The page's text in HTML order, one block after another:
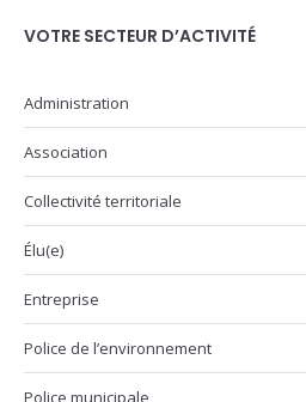
VOTRE SECTEUR D’ACTIVITÉ
Administration
Association
Collectivité territoriale
Élu(e)
Entreprise
Police de l’environnement
Police municipale